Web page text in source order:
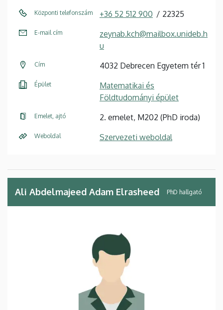
Központi telefonszám +36 52 512 900 22325
E-mail cím
zeynab.kch@mailbox.unideb.h
u
Cím 4032 Debrecen Egyetem tér 1
Épület
Matematikai és
Földtudományi épület
Emelet, ajtó 2. emelet, M202 (PhD iroda)
Weboldal Szervezeti weboldal
Ali Abdelmajeed Adam Elrasheed PhD hallgató